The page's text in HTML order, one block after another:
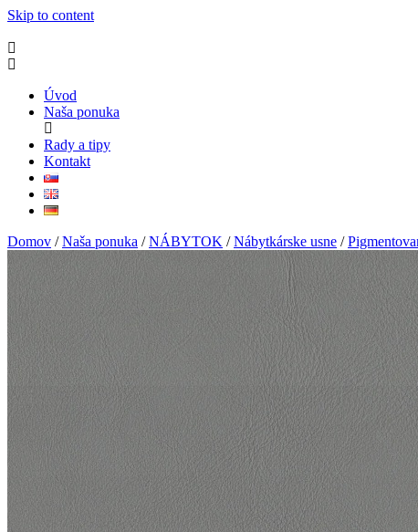
Skip to content
Úvod
Naša ponuka
Rady a tipy
Kontakt
Domov /Naša ponuka /NÁBYTOK /Nábytkárske usne /